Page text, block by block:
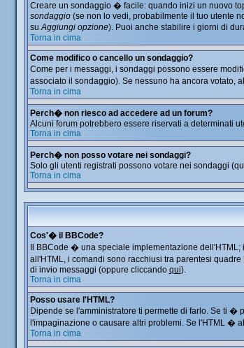
Creare un sondaggio � facile: quando inizi un nuovo
sondaggio(se non lo vedi, probabilmente il tuo utente
suAggiungi opzione). Puoi anche stabilire i giorni di
Torna in cima
Come modifico o cancello un sondaggio?
Come per i messaggi, i sondaggi possono essere
associato il sondaggio). Se nessuno ha ancora votato,
Torna in cima
Perch� non riesco ad accedere ad un forum?
Alcuni forum potrebbero essere riservati a determinati
Torna in cima
Perch� non posso votare nei sondaggi?
Solo gli utenti registrati possono votare nei sondaggi
Torna in cima
Cos'� il BBCode?
Il BBCode � una speciale implementazione
all'HTML, i comandi sono racchiusi tra parentesi
di invio messaggi (oppure cliccando qui).
Torna in cima
Posso usare l'HTML?
Dipende se l'amministratore ti permette di farlo. Se ti
l'impaginazione o causare altri problemi. Se l'HTML �
Torna in cima